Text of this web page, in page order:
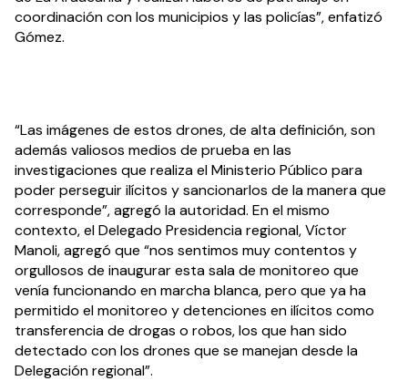
coordinación con los municipios y las policías”, enfatizó
Gómez.
“Las imágenes de estos drones, de alta definición, son
además valiosos medios de prueba en las
investigaciones que realiza el Ministerio Público para
poder perseguir ilícitos y sancionarlos de la manera que
corresponde”, agregó la autoridad. En el mismo
contexto, el Delegado Presidencia regional, Víctor
Manoli, agregó que “nos sentimos muy contentos y
orgullosos de inaugurar esta sala de monitoreo que
venía funcionando en marcha blanca, pero que ya ha
permitido el monitoreo y detenciones en ilícitos como
transferencia de drogas o robos, los que han sido
detectado con los drones que se manejan desde la
Delegación regional”.